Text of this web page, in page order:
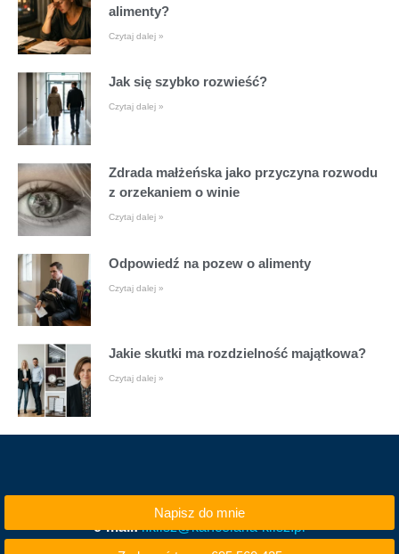
alimenty?
Czytaj dalej »
Jak się szybko rozwieść?
Czytaj dalej »
Zdrada małżeńska jako przyczyna rozwodu
z orzekaniem o winie
Czytaj dalej »
Odpowiedź na pozew o alimenty
Czytaj dalej »
Jakie skutki ma rozdzielność majątkowa?
Czytaj dalej »
e-mail: i.klisz@kancelaria-klisz.pl
Napisz do mnie